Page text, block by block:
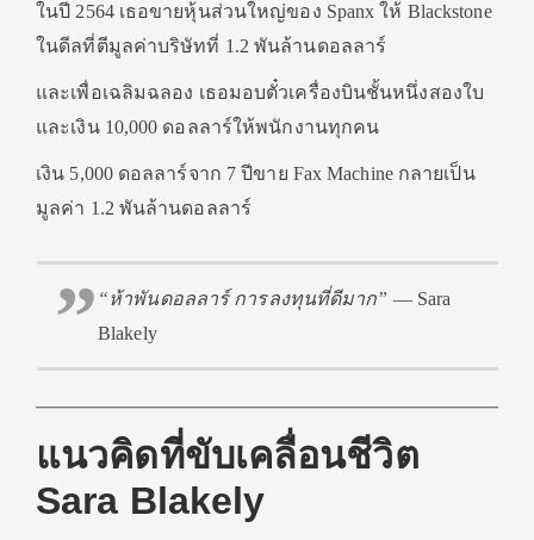
ในปี 2564 เธอขายหุ้นส่วนใหญ่ของ Spanx ให้ Blackstone
ในดีลที่ตีมูลค่าบริษัทที่ 1.2 พันล้านดอลลาร์
และเพื่อเฉลิมฉลอง เธอมอบตั๋วเครื่องบินชั้นหนึ่งสองใบ
และเงิน 10,000 ดอลลาร์ให้พนักงานทุกคน
เงิน 5,000 ดอลลาร์จาก 7 ปีขาย Fax Machine กลายเป็น
มูลค่า 1.2 พันล้านดอลลาร์
“ห้าพันดอลลาร์ การลงทุนที่ดีมาก” — Sara
Blakely
แนวคิดที่ขับเคลื่อนชีวิต
Sara Blakely